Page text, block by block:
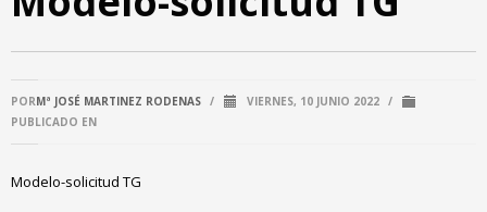
PORMª JOSÉ MARTINEZ RODENAS / VIERNES, 10 JUNIO 2022 /
PUBLICADO EN
Modelo-solicitud TG